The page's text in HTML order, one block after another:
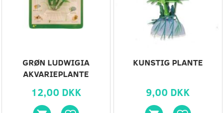
GRØN LUDWIGIA
AKVARIEPLANTE
12,00 DKK
KUNSTIG PLANTE
9,00 DKK